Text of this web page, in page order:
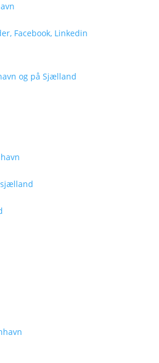
Facebook, Linkedin
og på Sjælland